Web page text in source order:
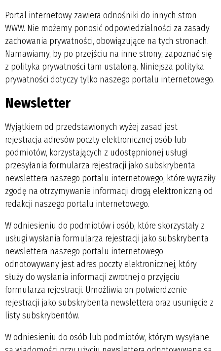
Portal internetowy zawiera odnośniki do innych stron
WWW. Nie możemy ponosić odpowiedzialności za zasady
zachowania prywatności, obowiązujące na tych stronach.
Namawiamy, by po przejściu na inne strony, zapoznać się
z polityka prywatności tam ustaloną. Niniejsza polityka
prywatności dotyczy tylko naszego portalu internetowego.
Newsletter
Wyjątkiem od przedstawionych wyżej zasad jest
rejestracja adresów poczty elektronicznej osób lub
podmiotów, korzystających z udostępnionej usługi
przesyłania formularza rejestracji jako subskrybenta
newslettera naszego portalu internetowego, które wyraziły
zgodę na otrzymywanie informacji drogą elektroniczną od
redakcji naszego portalu internetowego.
W odniesieniu do podmiotów i osób, które skorzystały z
usługi wysłania formularza rejestracji jako subskrybenta
newslettera naszego portalu internetowego
odnotowywany jest adres poczty elektronicznej, który
służy do wysłania informacji zwrotnej o przyjęciu
formularza rejestracji. Umożliwia on potwierdzenie
rejestracji jako subskrybenta newslettera oraz usunięcie z
listy subskrybentów.
W odniesieniu do osób lub podmiotów, którym wysyłane